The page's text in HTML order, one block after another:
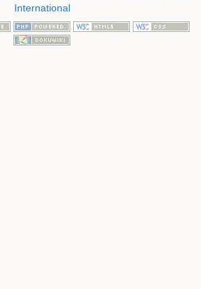
International